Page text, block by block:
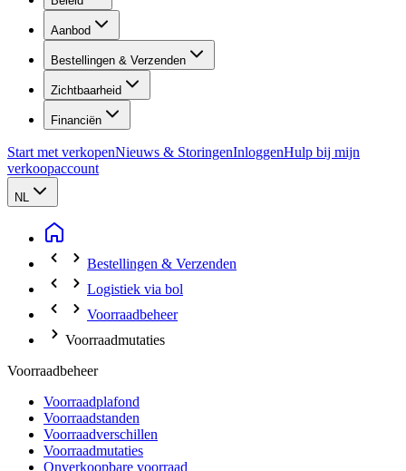
Aanbod
Bestellingen & Verzenden
Zichtbaarheid
Financiën
Start met verkopenNieuws & StoringenInloggenHulp bij mijn
verkoopaccount
NL
Bestellingen & Verzenden
Logistiek via bol
Voorraadbeheer
Voorraadmutaties
Voorraadbeheer
Voorraadplafond
Voorraadstanden
Voorraadverschillen
Voorraadmutaties
Onverkoopbare voorraad